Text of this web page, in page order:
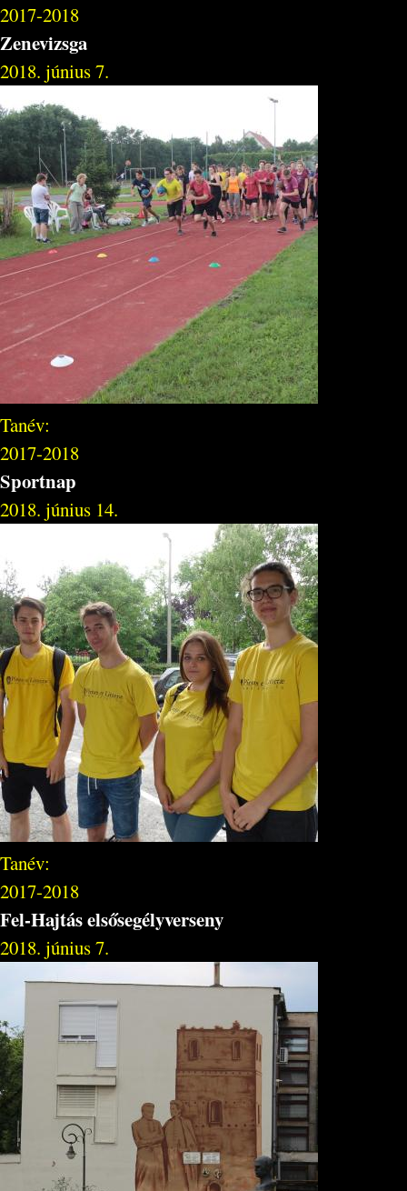
2017-2018
Zenevizsga
2018. június 7.
Tanév:
2017-2018
Sportnap
2018. június 14.
Tanév:
2017-2018
Fel-Hajtás elsősegélyverseny
2018. június 7.